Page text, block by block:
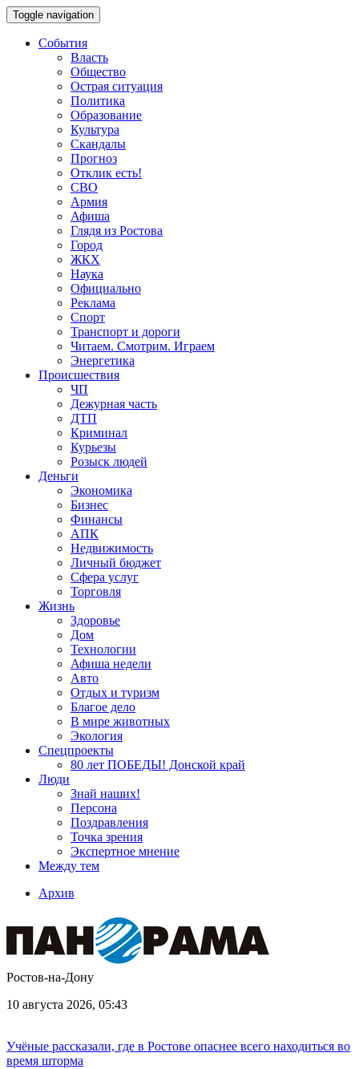
Toggle navigation
События
Власть
Общество
Острая ситуация
Политика
Образование
Культура
Скандалы
Прогноз
Отклик есть!
СВО
Армия
Афиша
Глядя из Ростова
Город
ЖКХ
Наука
Официально
Реклама
Спорт
Транспорт и дороги
Читаем. Смотрим. Играем
Энергетика
Происшествия
ЧП
Дежурная часть
ДТП
Криминал
Курьезы
Розыск людей
Деньги
Экономика
Бизнес
Финансы
АПК
Недвижимость
Личный бюджет
Сфера услуг
Торговля
Жизнь
Здоровье
Дом
Технологии
Афиша недели
Авто
Отдых и туризм
Благое дело
В мире животных
Экология
Спецпроекты
80 лет ПОБЕДЫ! Донской край
Люди
Знай наших!
Персона
Поздравления
Точка зрения
Экспертное мнение
Между тем
Архив
Ростов-на-Дону
10 августа 2026, 05:43
Учёные рассказали, где в Ростове опаснее всего находиться во
время шторма